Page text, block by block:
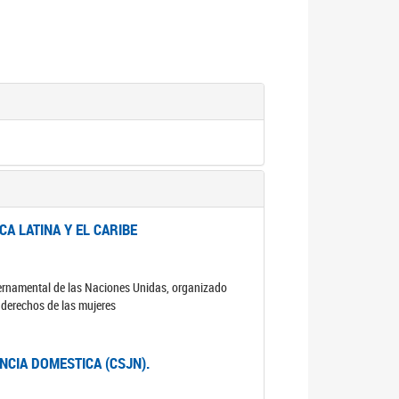
LATINA Y EL CARIBE
de las Naciones Unidas, organizado
de las mujeres
DOMESTICA (CSJN).